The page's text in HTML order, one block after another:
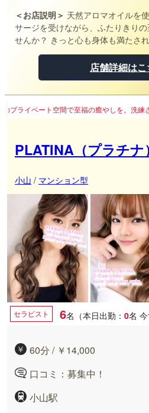
＜お店説明＞ 天然アロマオイルを
サージを受けながら、ふたりきり
せんか？ きっと心も身体も満たされるような極上の気分になれ
るはずです。 真心を込めて居心地の良いお時間をたっぷりとお
もてなしさせて頂きます。店舗詳細は
福の癒やしを。洗練されたおもてなしと
PLATINA（プラチナ
小山 / マンション型
セラピスト 6名（本日出勤： 0名 今
60分 / ￥14,000
口コミ：募集中！
小山駅